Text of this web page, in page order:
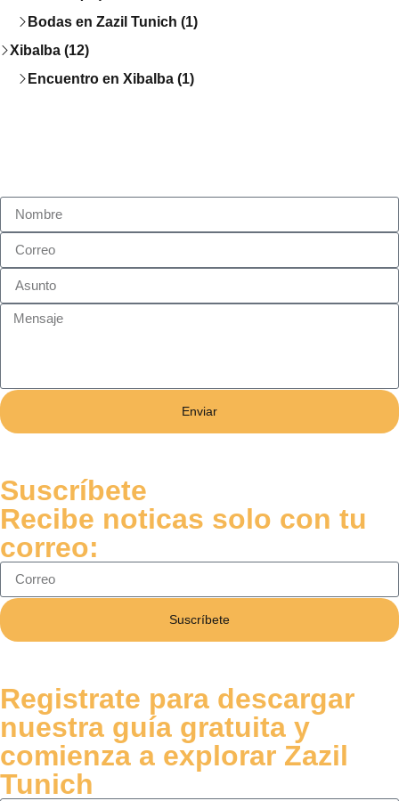
Bodas en Zazil Tunich (1)
Xibalba (12)
Encuentro en Xibalba (1)
Enviar
Suscríbete
Recibe noticas solo con tu
correo:
Suscríbete
Registrate para descargar
nuestra guía gratuita y
comienza a explorar Zazil
Tunich